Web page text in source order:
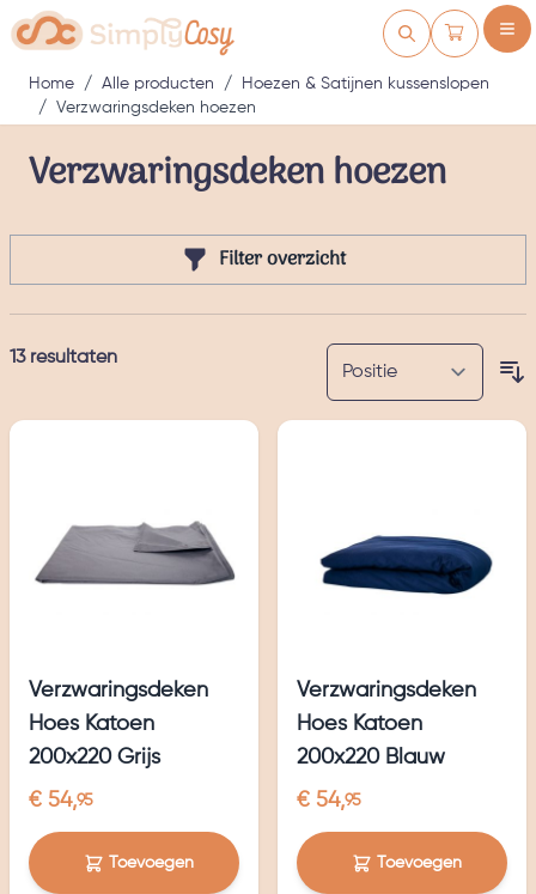
Ga naar de inhoud
Home / Alle producten /
Hoezen & Satijnen kussenslopen
/
Verzwaringsdeken hoezen
Verzwaringsdeken hoezen
Filter overzicht
13resultaten
Verzwaringsdeken
Hoes Katoen
200x220 Grijs
€ 54,95
Toevoegen
Verzwaringsdeken
Hoes Katoen
200x220 Blauw
€ 54,95
Toevoegen